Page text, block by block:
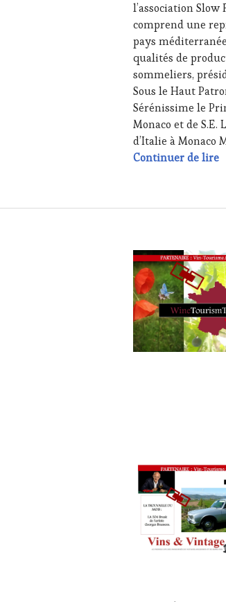
LIVE
STREAMING ,
MÉDIAS,
PRESSE
ÉCRITE,
RADIO,
TV,
WEB,
OENOTOURISME,
PARTENAIRES
VIN
TOURISME,
SOMMELIER,
SALONS
INTERNATIONAUX,
TASTING
MOVIE
VIGNOBLES ,
WINE
TASTING
WINE
TOURISM
TOUR
MOVIE,
l’association Slow
comprend une
pays
qualités de
sommeliers,
Sous le Haut
Sérénissime le
Monaco et de S.E.
d’Italie à Monaco
Continuer de lire